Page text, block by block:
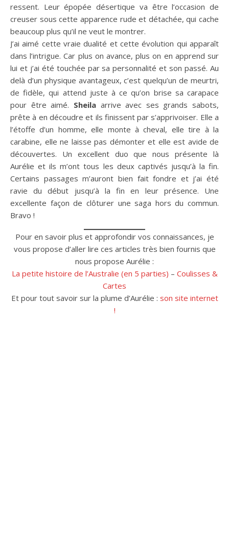
ressent. Leur épopée désertique va être l’occasion de
creuser sous cette apparence rude et détachée, qui cache
beaucoup plus qu’il ne veut le montrer.
J’ai aimé cette vraie dualité et cette évolution qui apparaît
dans l’intrigue. Car plus on avance, plus on en apprend sur
lui et j’ai été touchée par sa personnalité et son passé. Au
delà d’un physique avantageux, c’est quelqu’un de meurtri,
de fidèle, qui attend juste à ce qu’on brise sa carapace
pour être aimé. Sheilaarrive avec ses grands sabots,
prête à en découdre et ils finissent par s’apprivoiser. Elle a
l’étoffe d’un homme, elle monte à cheval, elle tire à la
carabine, elle ne laisse pas démonter et elle est avide de
découvertes. Un excellent duo que nous présente là
Aurélie et ils m’ont tous les deux captivés jusqu’à la fin.
Certains passages m’auront bien fait fondre et j’ai été
ravie du début jusqu’à la fin en leur présence. Une
excellente façon de clôturer une saga hors du commun.
Bravo !
Pour en savoir plus et approfondir vos connaissances, je
vous propose d’aller lire ces articles très bien fournis que
nous propose Aurélie :
La petite histoire de l’Australie (en 5 parties) – Coulisses &
Cartes
Et pour tout savoir sur la plume d’Aurélie : son site internet
!